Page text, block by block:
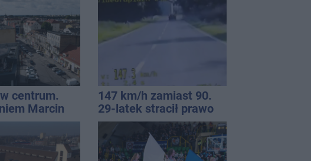
centrum.
Marcin
w błędzie
147 km/h zamiast 90.
29-latek stracił prawo
jazdy na trzy miesiące